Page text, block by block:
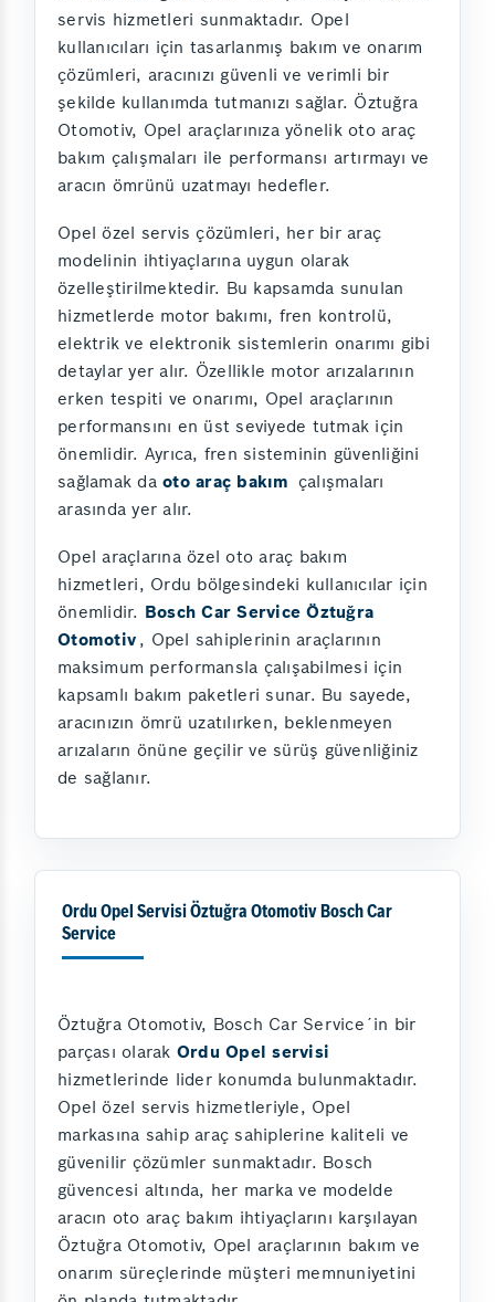
servis hizmetleri sunmaktadır. Opel
kullanıcıları için tasarlanmış bakım ve onarım
çözümleri, aracınızı güvenli ve verimli bir
şekilde kullanımda tutmanızı sağlar. Öztuğra
Otomotiv, Opel araçlarınıza yönelik oto araç
bakım çalışmaları ile performansı artırmayı ve
aracın ömrünü uzatmayı hedefler.
Opel özel servis çözümleri, her bir araç
modelinin ihtiyaçlarına uygun olarak
özelleştirilmektedir. Bu kapsamda sunulan
hizmetlerde motor bakımı, fren kontrolü,
elektrik ve elektronik sistemlerin onarımı gibi
detaylar yer alır. Özellikle motor arızalarının
erken tespiti ve onarımı, Opel araçlarının
performansını en üst seviyede tutmak için
önemlidir. Ayrıca, fren sisteminin güvenliğini
sağlamak da oto araç bakım çalışmaları
arasında yer alır.
Opel araçlarına özel oto araç bakım
hizmetleri, Ordu bölgesindeki kullanıcılar için
önemlidir. Bosch Car Service Öztuğra
Otomotiv , Opel sahiplerinin araçlarının
maksimum performansla çalışabilmesi için
kapsamlı bakım paketleri sunar. Bu sayede,
aracınızın ömrü uzatılırken, beklenmeyen
arızaların önüne geçilir ve sürüş güvenliğiniz
de sağlanır.
Ordu Opel Servisi Öztuğra Otomotiv Bosch Car
Service
Öztuğra Otomotiv, Bosch Car Service´in bir
parçası olarak Ordu Opel servisi
hizmetlerinde lider konumda bulunmaktadır.
Opel özel servis hizmetleriyle, Opel
markasına sahip araç sahiplerine kaliteli ve
güvenilir çözümler sunmaktadır. Bosch
güvencesi altında, her marka ve modelde
aracın oto araç bakım ihtiyaçlarını karşılayan
Öztuğra Otomotiv, Opel araçlarının bakım ve
onarım süreçlerinde müşteri memnuniyetini